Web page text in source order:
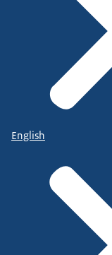
English